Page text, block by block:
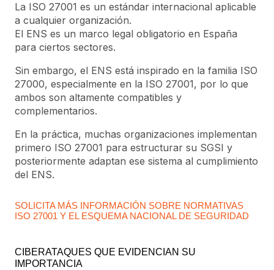
La ISO 27001 es un estándar internacional aplicable
a cualquier organización.
El ENS es un marco legal obligatorio en España
para ciertos sectores.
Sin embargo, el ENS está inspirado en la familia ISO
27000, especialmente en la ISO 27001, por lo que
ambos son altamente compatibles y
complementarios.
En la práctica, muchas organizaciones implementan
primero ISO 27001 para estructurar su SGSI y
posteriormente adaptan ese sistema al cumplimiento
del ENS.
SOLICITA MÁS INFORMACIÓN SOBRE NORMATIVAS
ISO 27001 Y EL ESQUEMA NACIONAL DE SEGURIDAD
CIBERATAQUES QUE EVIDENCIAN SU
IMPORTANCIA